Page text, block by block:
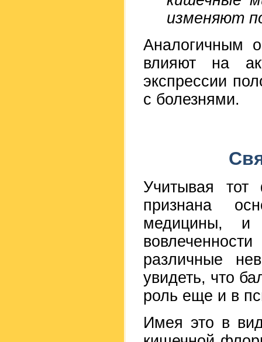
изменяют
Аналогичным
влияют на
экспрессии
с болезнями.
Учитывая тот
признана
медицины, и
различные
увидеть, что
роль еще и в
Имея это в